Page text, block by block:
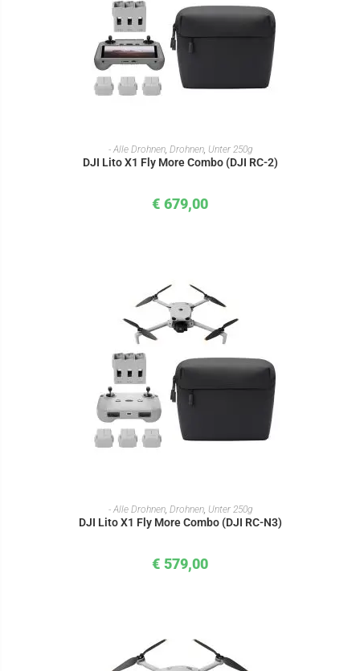
IN DEN WARENKORB
- Alle Drohnen, Drohnen, Unter 250g
DJI Lito X1 Fly More Combo (DJI RC-2)
€ 679,00
IN DEN WARENKORB
- Alle Drohnen, Drohnen, Unter 250g
DJI Lito X1 Fly More Combo (DJI RC-N3)
€ 579,00